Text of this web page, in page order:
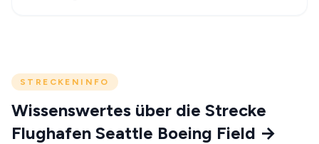
STRECKENINFO
Wissenswertes über die Strecke
Flughafen Seattle Boeing Field →